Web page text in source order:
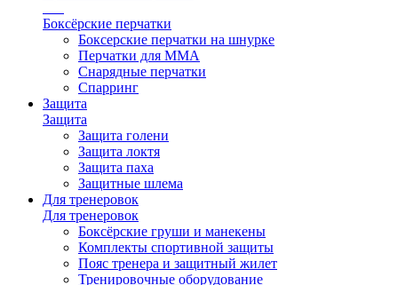
Боксёрские перчатки
Боксерские перчатки на шнурке
Перчатки для ММА
Снарядные перчатки
Спарринг
Защита
Защита
Защита голени
Защита локтя
Защита паха
Защитные шлема
Для тренеровок
Для тренеровок
Боксёрские груши и манекены
Комплекты спортивной защиты
Пояс тренера и защитный жилет
Тренировочные оборудование